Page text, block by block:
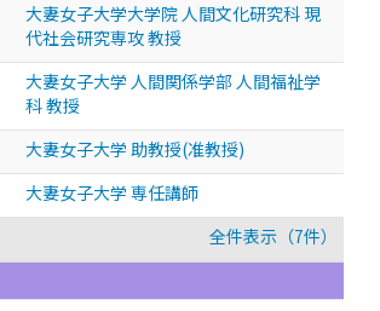
大妻女子大学大学院 人間文化研究科 現
代社会研究専攻 教授
大妻女子大学 人間関係学部 人間福祉学
科 教授
大妻女子大学 助教授(准教授)
大妻女子大学 専任講師
全件表示（7件）